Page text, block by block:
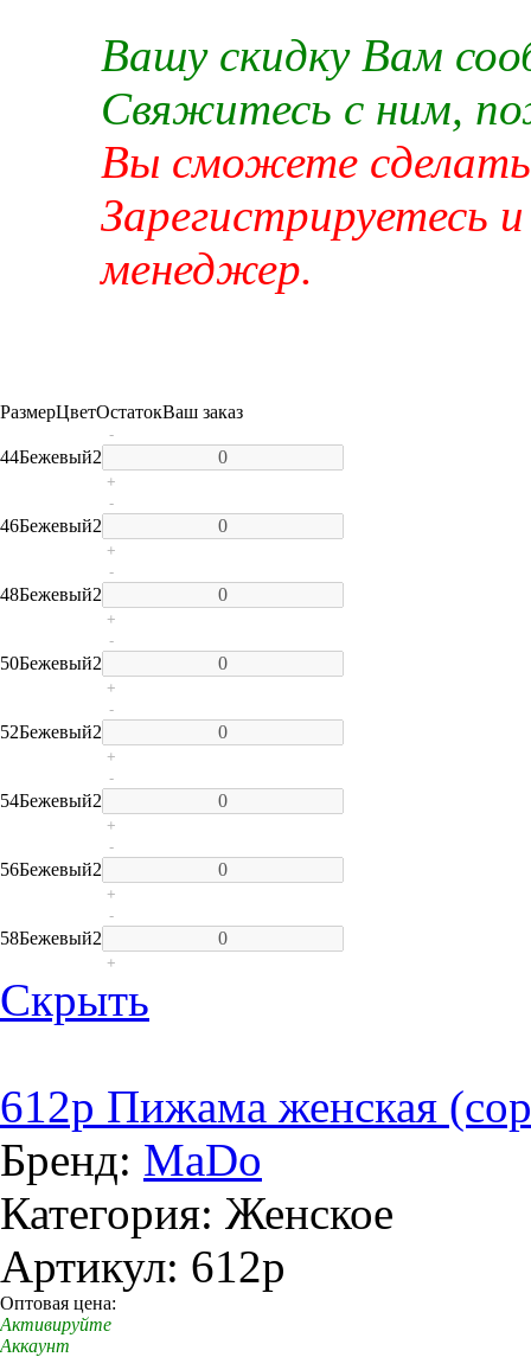
Вашу скидку Вам
Свяжитесь с ним,
Вы сможете сделать
Зарегистрируетесь
менеджер.
РазмерЦветОстатокВаш заказ
44Бежевый2
-
+
46Бежевый2
-
+
48Бежевый2
-
+
50Бежевый2
-
+
52Бежевый2
-
+
54Бежевый2
-
+
56Бежевый2
-
+
58Бежевый2
-
+
Скрыть
612р Пижама женская
Бренд: MaDo
Категория: Женское
Артикул: 612р
Оптовая цена:
Активируйте
Аккаунт